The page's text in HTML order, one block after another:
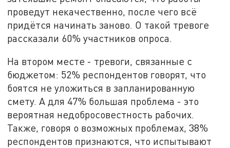
проведут некачественно, после чего всё
придётся начинать заново. О такой тревоге
рассказали 60% участников опроса.
На втором месте - тревоги, связанные с
бюджетом: 52% респондентов говорят, что
боятся не уложиться в запланированную
смету. А для 47% большая проблема - это
вероятная недобросовестность рабочих.
Также, говоря о возможных проблемах, 38%
респондентов признаются, что испытывают